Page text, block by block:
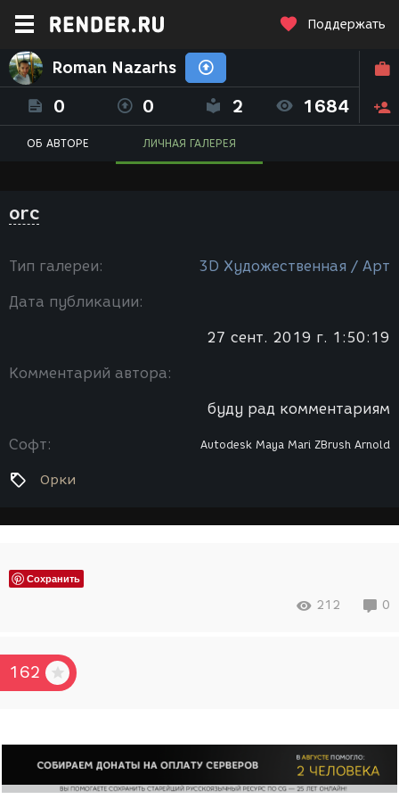
Поддержать
Roman Nazarhs
0 0 2 1684
ОБ АВТОРЕ ЛИЧНАЯ ГАЛЕРЕЯ
orc
Тип галереи: 3D Художественная / Арт
Дата публикации:
27 сент. 2019 г. 1:50:19
Комментарий автора:
буду рад комментариям
Софт: Autodesk Maya Mari ZBrush Arnold
Орки
Сохранить
212 0
162